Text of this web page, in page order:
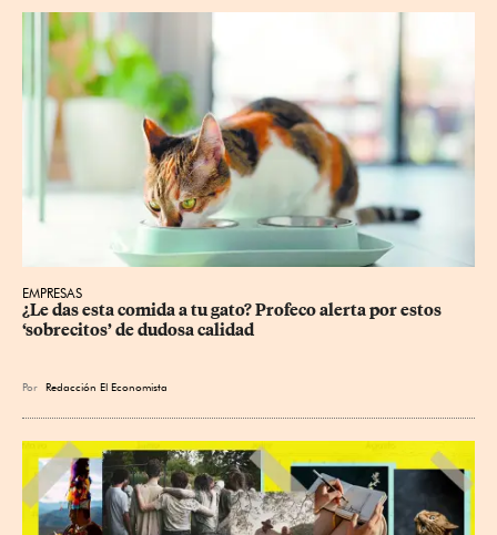
EMPRESAS
¿Le das esta comida a tu gato? Profeco alerta por estos
‘sobrecitos’ de dudosa calidad
Por Redacción El Economista